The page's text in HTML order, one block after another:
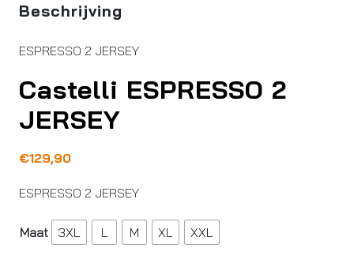
Beschrijving
ESPRESSO 2 JERSEY
Castelli ESPRESSO 2
JERSEY
€129,90
ESPRESSO 2 JERSEY
Maat 3XL L M XL XXL